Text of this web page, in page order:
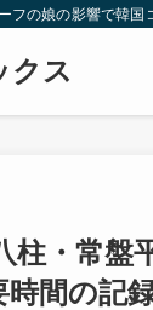
フの娘の影響で韓国
クス
柱・常盤
時間の記